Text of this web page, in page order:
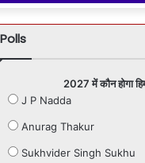
Polls
2027 में कौन होगा
J P Nadda
Anurag Thakur
Sukhvider Singh Sukhu